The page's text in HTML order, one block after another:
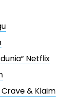
Netflix
& Klaim